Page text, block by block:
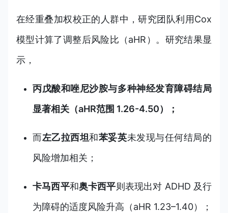
在经重叠加权校正的人群中，研究团队利用Cox
模型计算了调整后风险比（aHR）。研究结果显
示，
丙戊酸和唑尼沙胺与多种神经发育障碍结局
显著相关（aHR范围 1.26-4.50）；
而左乙拉西坦和苯妥英未发现与任何结局的
风险增加相关；
卡马西平和奥卡西平则表现出对 ADHD 及行
为障碍的适度风险升高（aHR 1.23–1.40）；